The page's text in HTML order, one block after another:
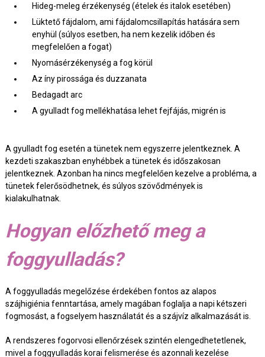
Hideg-meleg érzékenység (ételek és italok esetében)
Lüktető fájdalom, ami fájdalomcsillapítás hatására sem
enyhül (súlyos esetben, ha nem kezelik időben és
megfelelően a fogat)
Nyomásérzékenység a fog körül
Az íny pirossága és duzzanata
Bedagadt arc
A gyulladt fog mellékhatása lehet fejfájás, migrén is
A gyulladt fog esetén a tünetek nem egyszerre jelentkeznek. A
kezdeti szakaszban enyhébbek a tünetek és időszakosan
jelentkeznek. Azonban ha nincs megfelelően kezelve a probléma, a
tünetek felerősödhetnek, és súlyos szövődmények is
kialakulhatnak.
Hogyan előzhető meg a
foggyulladás?
A foggyulladás megelőzése érdekében fontos az alapos
szájhigiénia fenntartása, amely magában foglalja a napi kétszeri
fogmosást, a fogselyem használatát és a szájvíz alkalmazását is.
A rendszeres fogorvosi ellenőrzések szintén elengedhetetlenek,
mivel a foggyulladás korai felismerése és azonnali kezelése